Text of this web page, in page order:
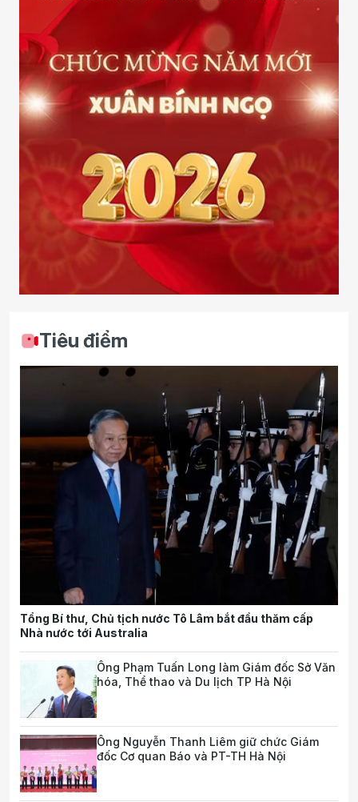
Tiêu điểm
Tổng Bí thư, Chủ tịch nước Tô Lâm bắt đầu thăm cấp
Nhà nước tới Australia
Ông Phạm Tuấn Long làm Giám đốc Sở Văn
hóa, Thể thao và Du lịch TP Hà Nội
Ông Nguyễn Thanh Liêm giữ chức Giám
đốc Cơ quan Báo và PT-TH Hà Nội